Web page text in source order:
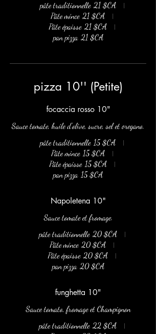
pâte traditionnelle 21 $CA
Pâte mince 21 $CA
Pâte épaisse 21 $CA
pan pizza 21 $CA
pizza 10'' (Petite)
focaccia rosso 10"
Sauce tomate, huile d'olive, sucre, sel et oregano.
pâte traditionnelle 15 $CA
Pâte mince 15 $CA
Pâte épaisse 15 $CA
pan pizza 15 $CA
Napoletena 10"
Sauce tomate et fromage.
pâte traditionnelle 20 $CA
Pâte mince 20 $CA
Pâte épaisse 20 $CA
pan pizza 20 $CA
funghetta 10"
Sauce tomato, fromage et Champignon
pâte traditionnelle 22 $CA